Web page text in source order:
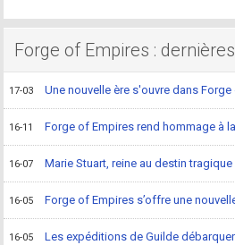
Forge of Empires :
17-03 Une nouvelle ère s'ouvre dans
16-11 Forge of Empires rend hommage à
16-07 Marie Stuart, reine au destin
16-05 Forge of Empires s’offre une
16-05 Les expéditions de Guilde